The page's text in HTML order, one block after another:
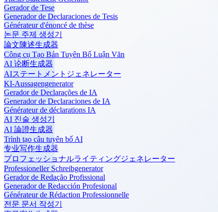
Gerador de Tese
Generador de Declaraciones de Tesis
Générateur d'énoncé de thèse
논문 주제 생성기
論文陳述生成器
Công cụ Tạo Bản Tuyên Bố Luận Văn
AI 论断生成器
AIステートメントジェネレーター
KI-Aussagengenerator
Gerador de Declarações de IA
Generador de Declaraciones de IA
Générateur de déclarations IA
AI 진술 생성기
AI 論證生成器
Trình tạo câu tuyên bố AI
专业写作生成器
プロフェッショナルライティングジェネレーター
Professioneller Schreibgenerator
Gerador de Redação Profissional
Generador de Redacción Profesional
Générateur de Rédaction Professionnelle
전문 문서 작성기